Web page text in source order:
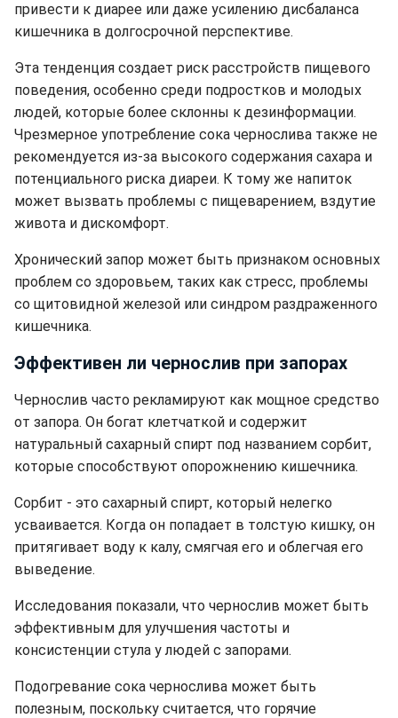
привести к диарее или даже усилению дисбаланса
кишечника в долгосрочной перспективе.
Эта тенденция создает риск расстройств пищевого
поведения, особенно среди подростков и молодых
людей, которые более склонны к дезинформации.
Чрезмерное употребление сока чернослива также не
рекомендуется из-за высокого содержания сахара и
потенциального риска диареи. К тому же напиток
может вызвать проблемы с пищеварением, вздутие
живота и дискомфорт.
Хронический запор может быть признаком основных
проблем со здоровьем, таких как стресс, проблемы
со щитовидной железой или синдром раздраженного
кишечника.
Эффективен ли чернослив при запорах
Чернослив часто рекламируют как мощное средство
от запора. Он богат клетчаткой и содержит
натуральный сахарный спирт под названием сорбит,
которые способствуют опорожнению кишечника.
Сорбит - это сахарный спирт, который нелегко
усваивается. Когда он попадает в толстую кишку, он
притягивает воду к калу, смягчая его и облегчая его
выведение.
Исследования показали, что чернослив может быть
эффективным для улучшения частоты и
консистенции стула у людей с запорами.
Подогревание сока чернослива может быть
полезным, поскольку считается, что горячие